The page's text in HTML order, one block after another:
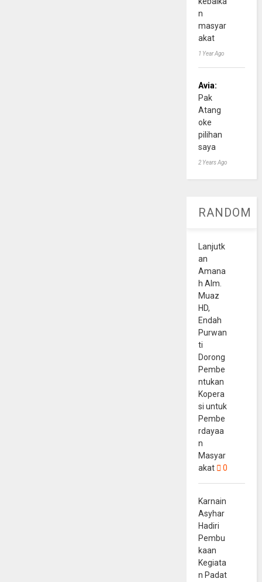
n
masyar
akat
1 Year Ago
Avia:
Pak
Atang
oke
pilihan
saya
2 Years Ago
RANDOM
Lanjutk
an
Amana
h Alm.
Muaz
HD,
Endah
Purwan
ti
Dorong
Pembe
ntukan
Kopera
si untuk
Pembe
rdayaa
n
Masyar
akat
0
Karnain
Asyhar
Hadiri
Pembu
kaan
Kegiata
n Padat